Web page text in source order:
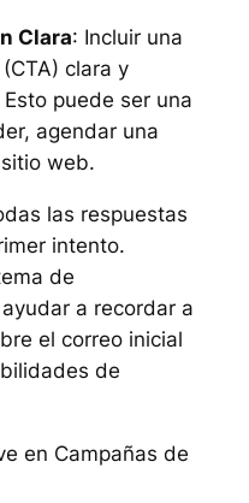
Clara: Incluir una
clara y
puede ser una
agendar una
web.
las respuestas
intento.
de
a recordar a
el correo inicial
de
en Campañas de